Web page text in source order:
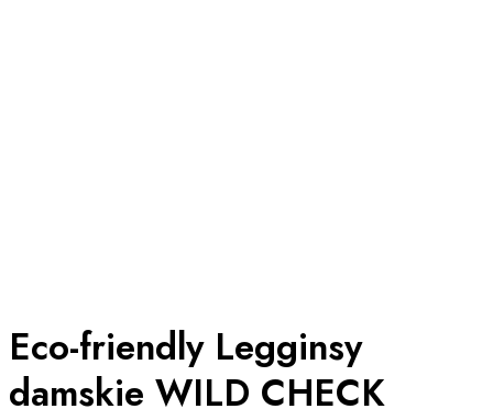
Eco-friendly Legginsy
damskie WILD CHECK